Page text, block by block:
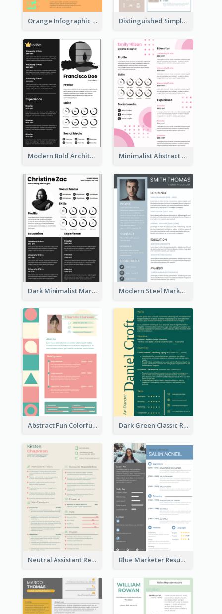
Orange Infographic Consultant Resume Distinguished Simple Professional Resume
Modern Bold Architect Resume Minimalist Abstract Pink Resume
Dark Minimalist Marketing Manager Resume Modern Steel Marketer Resume
Abstract Fun Colorful Resume Dark Green Classic Resume
Neutral Assistant Resume Blue Marketer Resume